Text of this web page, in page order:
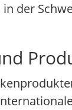
der